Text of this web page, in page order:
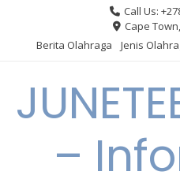
content
Call Us:
Cape
Berita Olahraga
Jenis
–